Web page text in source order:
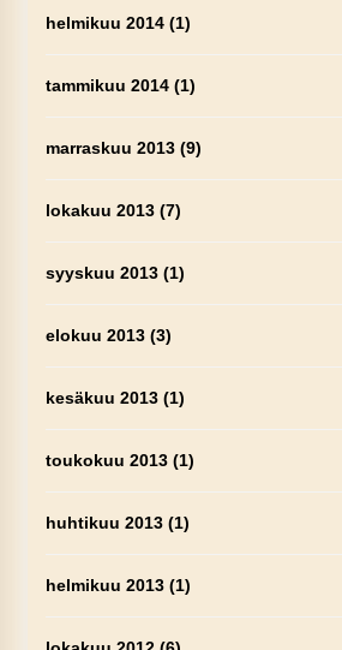
helmikuu 2014(1)
tammikuu 2014(1)
marraskuu 2013(9)
lokakuu 2013(7)
syyskuu 2013(1)
elokuu 2013(3)
kesäkuu 2013(1)
toukokuu 2013(1)
huhtikuu 2013(1)
helmikuu 2013(1)